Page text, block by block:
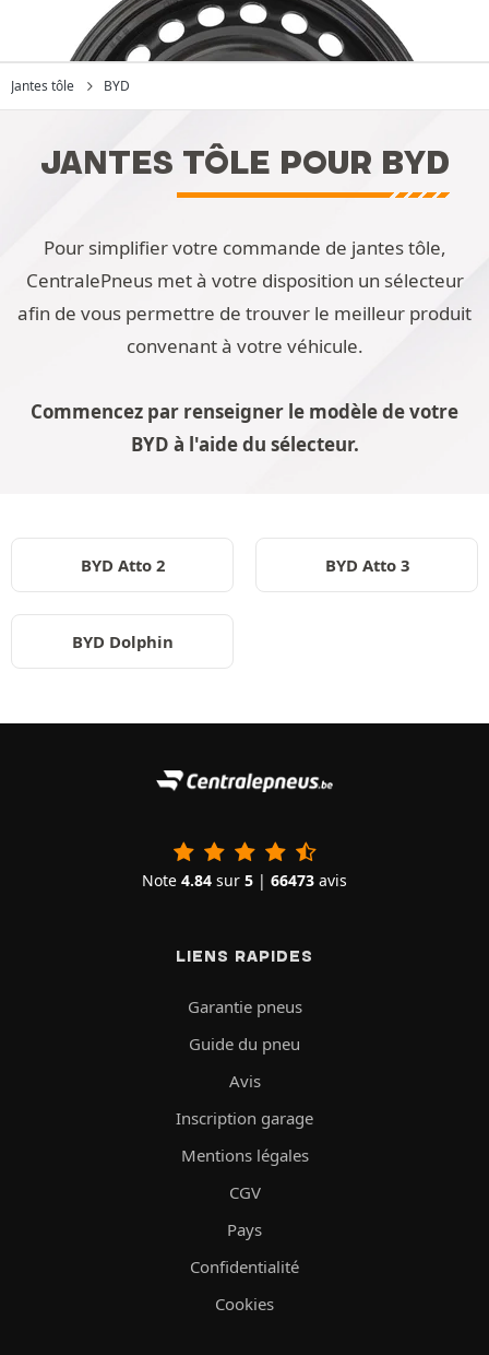
Jantes tôle BYD
JANTES TÔLE POUR BYD
Pour simplifier votre commande de jantes tôle,
CentralePneus met à votre disposition un sélecteur
afin de vous permettre de trouver le meilleur produit
convenant à votre véhicule.
Commencez par renseigner le modèle de votre
BYD à l'aide du sélecteur.
BYD Atto 2 BYD Atto 3
BYD Dolphin
Note 4.84 sur 5 | 66473 avis
LIENS RAPIDES
Garantie pneus
Guide du pneu
Avis
Inscription garage
Mentions légales
CGV
Pays
Confidentialité
Cookies